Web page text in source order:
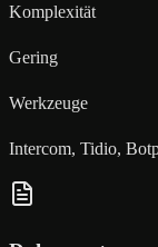
Komplexität
Gering
Werkzeuge
Intercom, Tidio,